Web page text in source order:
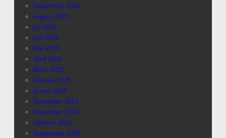
September 2025
August 2025
Juli 2025
Juni 2025
Mai 2025
April 2025
März 2025
Februar 2025
Januar 2025
Dezember 2024
November 2024
Oktober 2024
September 2024